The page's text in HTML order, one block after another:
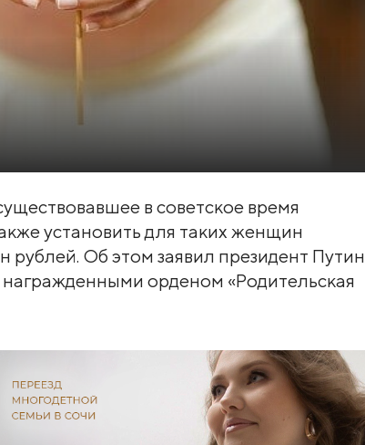
в советское время
установить для таких женщин
Об этом заявил президент Путин
орденом «Родительская